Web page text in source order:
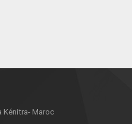
Kénitra- Maroc